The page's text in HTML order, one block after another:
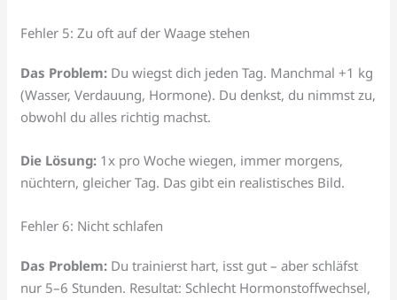
Fehler 5: Zu oft auf der Waage stehen
Das Problem: Du wiegst dich jeden Tag. Manchmal +1 kg
(Wasser, Verdauung, Hormone). Du denkst, du nimmst zu,
obwohl du alles richtig machst.
Die Lösung: 1x pro Woche wiegen, immer morgens,
nüchtern, gleicher Tag. Das gibt ein realistisches Bild.
Fehler 6: Nicht schlafen
Das Problem: Du trainierst hart, isst gut – aber schläfst
nur 5–6 Stunden. Resultat: Schlecht Hormonstoffwechsel,